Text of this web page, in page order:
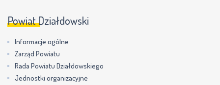
Powiat Działdowski
Informacje ogólne
Zarząd Powiatu
Rada Powiatu Działdowskiego
Jednostki organizacyjne